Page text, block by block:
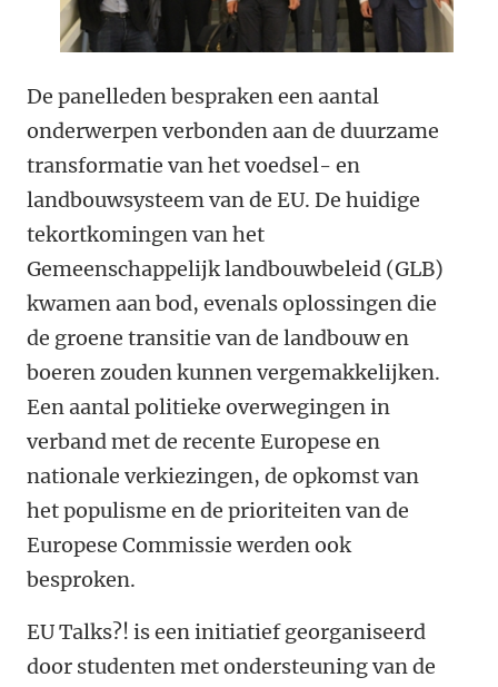
De panelleden bespraken een aantal
onderwerpen verbonden aan de duurzame
transformatie van het voedsel- en
landbouwsysteem van de EU. De huidige
tekortkomingen van het
Gemeenschappelijk landbouwbeleid (GLB)
kwamen aan bod, evenals oplossingen die
de groene transitie van de landbouw en
boeren zouden kunnen vergemakkelijken.
Een aantal politieke overwegingen in
verband met de recente Europese en
nationale verkiezingen, de opkomst van
het populisme en de prioriteiten van de
Europese Commissie werden ook
besproken.
EU Talks?! is een initiatief georganiseerd
door studenten met ondersteuning van de